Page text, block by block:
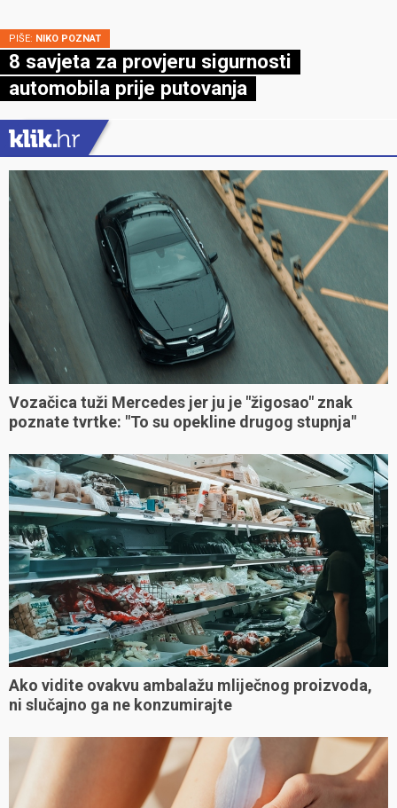
PIŠE: NIKO POZNAT
8 savjeta za provjeru sigurnosti
automobila prije putovanja
Vozačica tuži Mercedes jer ju je "žigosao" znak
poznate tvrtke: "To su opekline drugog stupnja"
Ako vidite ovakvu ambalažu mliječnog proizvoda,
ni slučajno ga ne konzumirajte